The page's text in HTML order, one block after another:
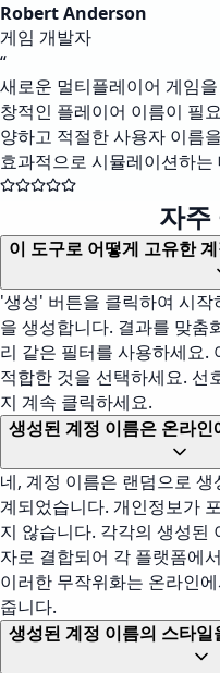
Robert Anderson
게임 개발자
“
새로운 멀티플레이어 게임
창적인 플레이어 이름이 필
양하고 적절한 사용자 이름
효과적으로 시뮬레이션하
자주
이 도구로 어떻게 고유한
'생성' 버튼을 클릭하여 시
을 생성합니다. 결과를 맞춤
리 같은 필터를 사용하세요.
적합한 것을 선택하세요. 선
지 계속 클릭하세요.
생성된 계정 이름은 온라인
네, 계정 이름은 랜덤으로
계되었습니다. 개인정보가
지 않습니다. 각각의 생성된
자로 결합되어 각 플랫폼에
이러한 무작위화는 온라인
줍니다.
생성된 계정 이름의 스타